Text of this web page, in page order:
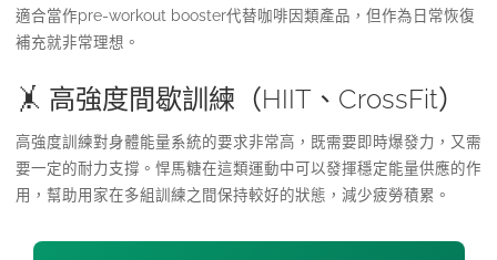
適合當作pre-workout booster代替咖啡因類產品，但作為日常恢復
補充就非常理想。
🤸 高強度間歇訓練（HIIT、CrossFit）
高強度訓練對身體能量系統的要求非常高，既需要即時爆發力，又需
要一定的耐力支撐。悍馬糖在這類運動中可以發揮穩定能量供應的作
用，幫助用家在多組訓練之間保持較好的狀態，減少疲勞積累。